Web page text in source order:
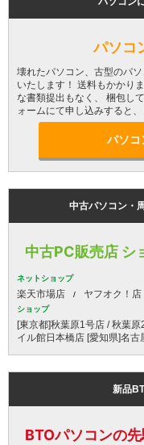
パソコ
壊れたパソコン、古型のパ
いたします！ 送料もかかり
な書類提出もなく、 梱包し
ォームにて申し込みすると
パソコ
中古パソコン・
中古PC販売店 シ
ネットショップ
楽天市場店 ヤフオク！店
ショップ
[東京都]秋葉原1号店 / 秋葉
イル館日本橋店 [愛知県]名古
新品
BTOパソコンの